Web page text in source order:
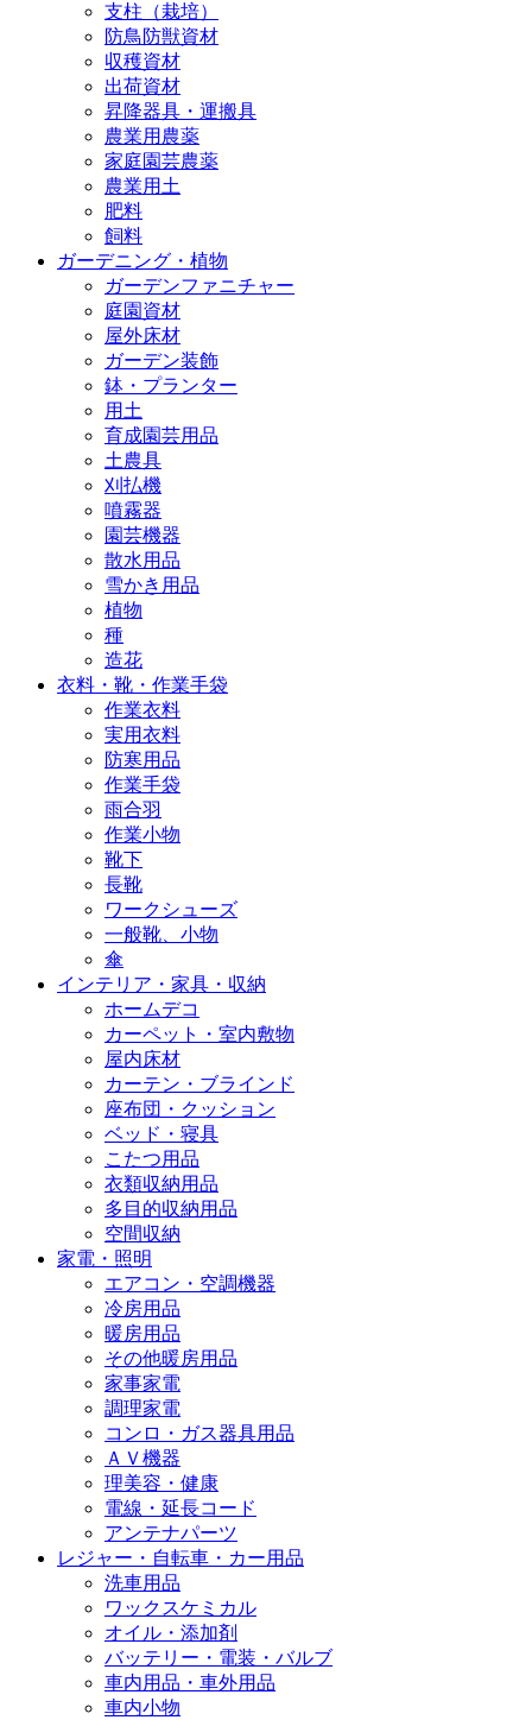
支柱（栽培）
防鳥防獣資材
収穫資材
出荷資材
昇降器具・運搬具
農業用農薬
家庭園芸農薬
農業用土
肥料
飼料
ガーデニング・植物
ガーデンファニチャー
庭園資材
屋外床材
ガーデン装飾
鉢・プランター
用土
育成園芸用品
土農具
刈払機
噴霧器
園芸機器
散水用品
雪かき用品
植物
種
造花
衣料・靴・作業手袋
作業衣料
実用衣料
防寒用品
作業手袋
雨合羽
作業小物
靴下
長靴
ワークシューズ
一般靴、小物
傘
インテリア・家具・収納
ホームデコ
カーペット・室内敷物
屋内床材
カーテン・ブラインド
座布団・クッション
ベッド・寝具
こたつ用品
衣類収納用品
多目的収納用品
空間収納
家電・照明
エアコン・空調機器
冷房用品
暖房用品
その他暖房用品
家事家電
調理家電
コンロ・ガス器具用品
ＡＶ機器
理美容・健康
電線・延長コード
アンテナパーツ
レジャー・自転車・カー用品
洗車用品
ワックスケミカル
オイル・添加剤
バッテリー・電装・バルブ
車内用品・車外用品
車内小物